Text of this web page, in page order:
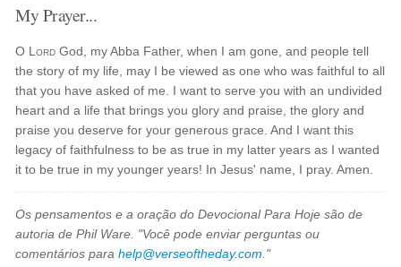
My Prayer...
O Lord God, my Abba Father, when I am gone, and people tell
the story of my life, may I be viewed as one who was faithful to all
that you have asked of me. I want to serve you with an undivided
heart and a life that brings you glory and praise, the glory and
praise you deserve for your generous grace. And I want this
legacy of faithfulness to be as true in my latter years as I wanted
it to be true in my younger years! In Jesus' name, I pray. Amen.
Os pensamentos e a oração do Devocional Para Hoje são de
autoria de Phil Ware. "Você pode enviar perguntas ou
comentários parahelp@verseoftheday.com ."